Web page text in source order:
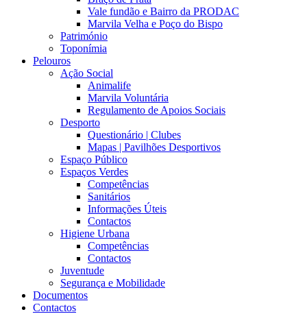
Vale fundão e Bairro da PRODAC
Marvila Velha e Poço do Bispo
Património
Toponímia
Pelouros
Ação Social
Animalife
Marvila Voluntária
Regulamento de Apoios Sociais
Desporto
Questionário | Clubes
Mapas | Pavilhões Desportivos
Espaço Público
Espaços Verdes
Competências
Sanitários
Informações Úteis
Contactos
Higiene Urbana
Competências
Contactos
Juventude
Segurança e Mobilidade
Documentos
Contactos